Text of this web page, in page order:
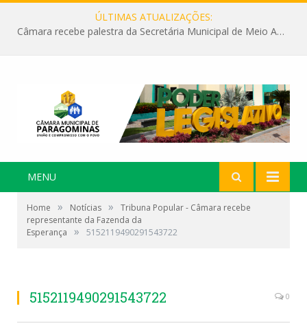
ÚLTIMAS ATUALIZAÇÕES:
Câmara recebe palestra da Secretária Municipal de Meio Ambiente sobre as ações da “SEMANA DO MEIO AMBIENTE”
MENU
Home » Notícias »
Tribuna Popular - Câmara recebe
representante da Fazenda da
Esperança
» 5152119490291543722
5152119490291543722 0